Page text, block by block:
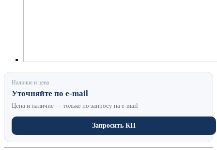
Наличие и цена
Уточняйте по e-mail
Цена и наличие — только по запросу на e-mail
Запросить КП